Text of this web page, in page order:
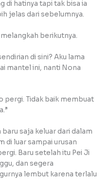
di hatinya tapi tak bisa ia
jelas dari sebelumnya.
melangkah berikutnya.
di sini? Aku lama
mantel ini, nanti Nona
pergi. Tidak baik membuat
saja keluar dari dalam
di luar sampai urusan
Baru setelah itu Pei Ji
dan segera
lembut karena terlalu